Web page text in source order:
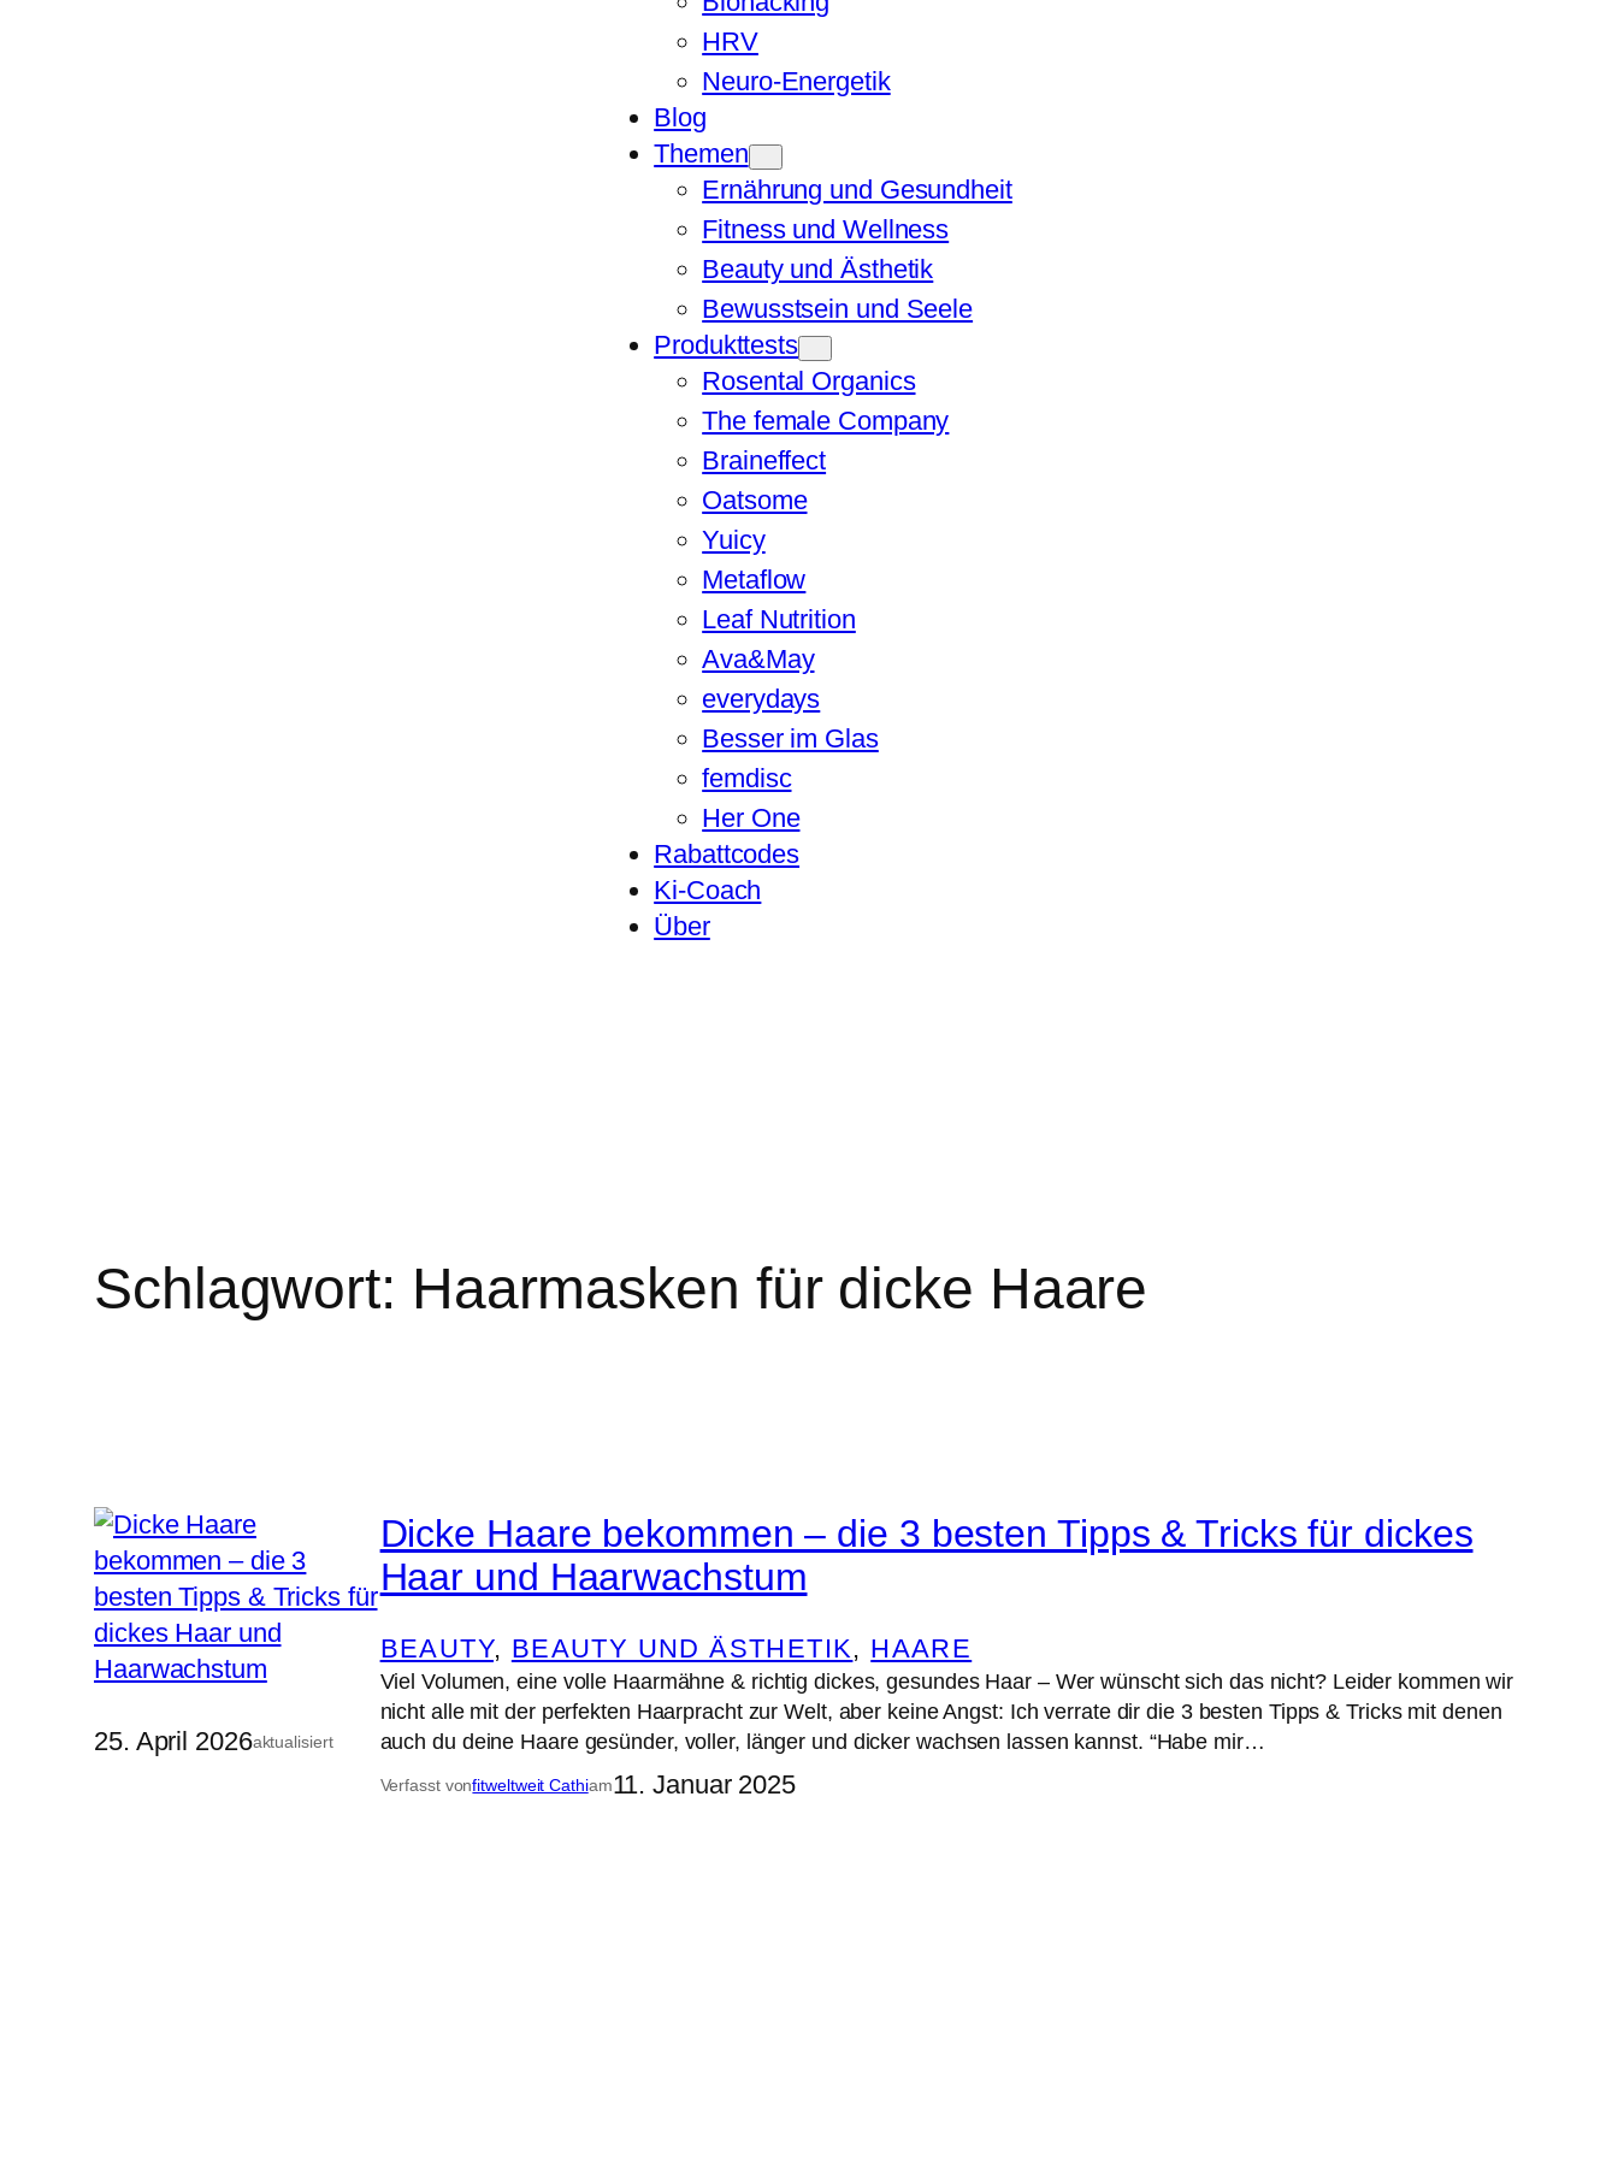
HRV
Neuro-Energetik
Blog
Themen
Ernährung und Gesundheit
Fitness und Wellness
Beauty und Ästhetik
Bewusstsein und Seele
Produkttests
Rosental Organics
The female Company
Braineffect
Oatsome
Yuicy
Metaflow
Leaf Nutrition
Ava&May
everydays
Besser im Glas
femdisc
Her One
Rabattcodes
Ki-Coach
Über
Schlagwort: Haarmasken für dicke Haare
25. April 2026aktualisiert
Dicke Haare bekommen – die 3 besten Tipps & Tricks für dickes
Haar und Haarwachstum
BEAUTY, BEAUTY UND ÄSTHETIK, HAARE
Viel Volumen, eine volle Haarmähne & richtig dickes, gesundes Haar – Wer wünscht sich das nicht? Leider kommen wir
nicht alle mit der perfekten Haarpracht zur Welt, aber keine Angst: Ich verrate dir die 3 besten Tipps & Tricks mit denen
auch du deine Haare gesünder, voller, länger und dicker wachsen lassen kannst. “Habe mir…
Verfasst vonfitweltweit Cathiam11. Januar 2025